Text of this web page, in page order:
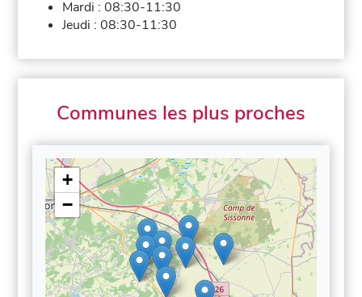
Mardi :08:30-11:30
Jeudi :08:30-11:30
Communes les plus proches
+
−